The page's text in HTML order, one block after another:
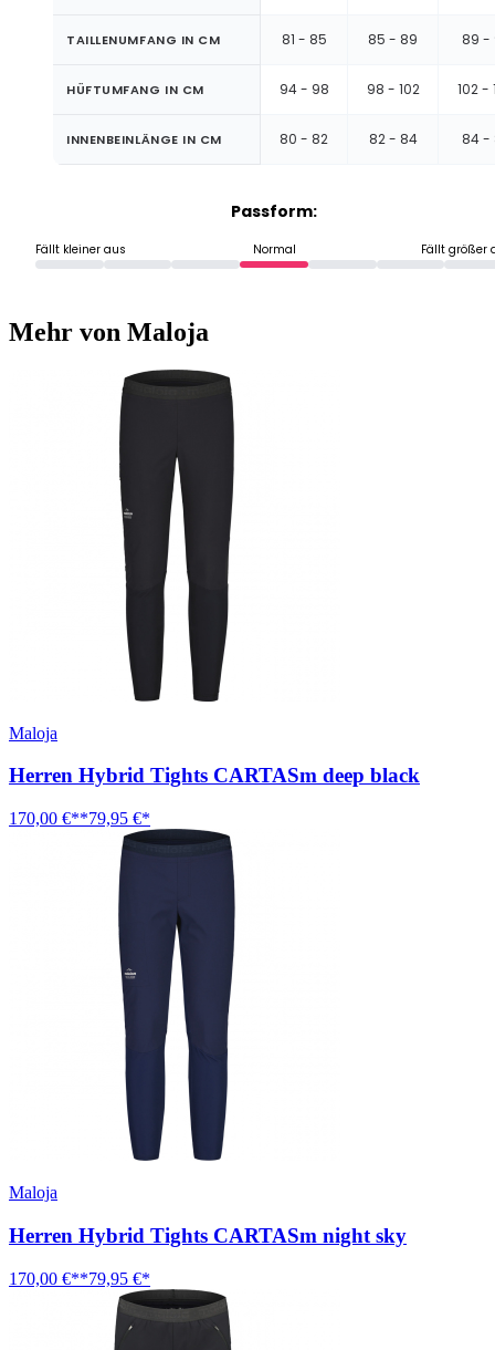
TAILLENUMFANG IN CM 81 - 85 85 - 89 89 -
HÜFTUMFANG IN CM 94 - 98 98 - 102 102 -
INNENBEINLÄNGE IN CM 80 - 82 82 - 84 84 -
Passform:
Fällt kleiner aus Normal Fällt größer
Mehr von Maloja
Maloja
Herren Hybrid Tights CARTASm deep black
170,00 €**79,95 €*
Maloja
Herren Hybrid Tights CARTASm night sky
170,00 €**79,95 €*